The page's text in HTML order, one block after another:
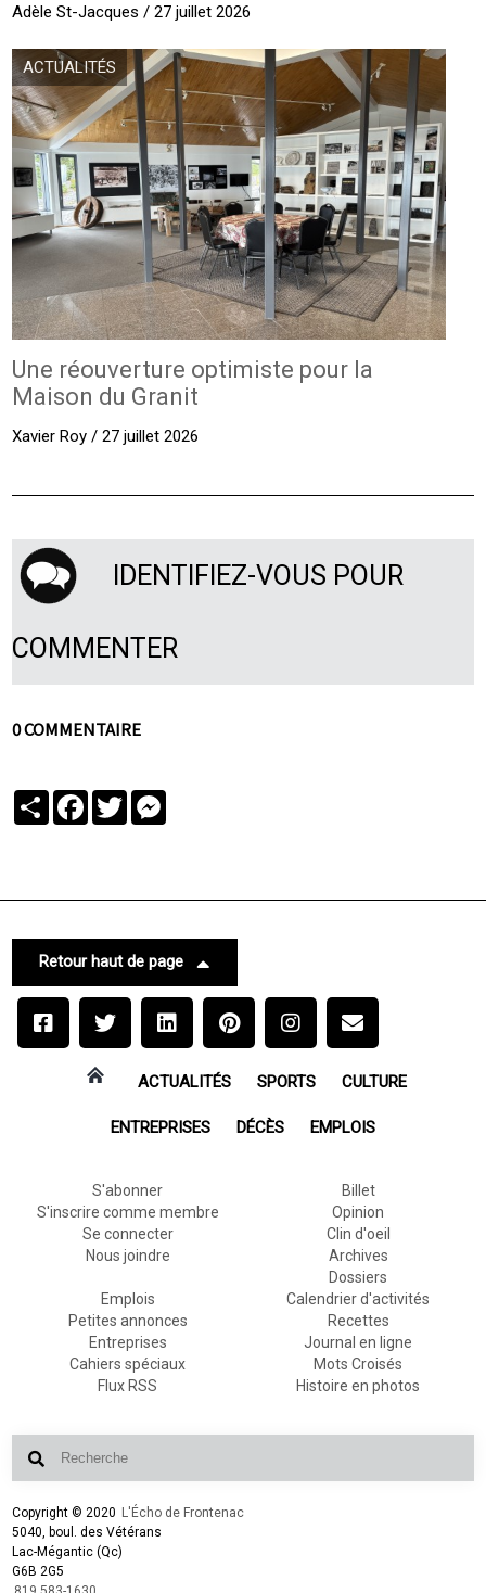
Adèle St-Jacques / 27 juillet 2026
ACTUALITÉS
Une réouverture optimiste pour la
Maison du Granit
Xavier Roy / 27 juillet 2026
IDENTIFIEZ-VOUS POUR
COMMENTER
0 COMMENTAIRE
PartagerFacebook
Twitter
Retour haut de page
ACTUALITÉS SPORTS CULTURE
ENTREPRISES DÉCÈS EMPLOIS
S'abonner
S'inscrire comme membre
Se connecter
Nous joindre
Billet
Opinion
Clin d'oeil
Archives
Dossiers
Emplois
Petites annonces
Entreprises
Cahiers spéciaux
Flux RSS
Calendrier d'activités
Recettes
Journal en ligne
Mots Croisés
Histoire en photos
Copyright © 2020 L'Écho de Frontenac
5040, boul. des Vétérans
Lac-Mégantic (Qc)
G6B 2G5